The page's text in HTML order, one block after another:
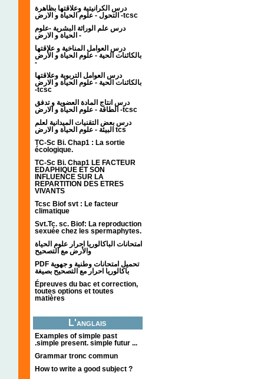
درس الكرانيتية وعلاقتها بظاهرة
التحول - علوم الحياة و الارض -tcsc
درس علم الوراثة البشرية -علوم
الحياة و الارض -
درس العوامل المناخية و علاقتها
بالكائنات الحية - علوم الحياة و الأرض
-
درس العوامل التربوية وعلاقتها
بالكائنات الحية - علوم الحياة و الارض
-tcsc
درس انتاج المادة العضوية و تدفق
الطاقة - علوم الحياة و الارض -tcsc
درس بعض التقنيات الميدانية لعلم
البيئة - علوم الحياة و الارض tcs
TC-Sc Bi. Chap1 : La sortie
écologique.
TC-Sc Bi. Chap1 LE FACTEUR
EDAPHIQUE ET SON
INFLUENCE SUR LA
REPARTITION DES ETRES
VIVANTS
Tcsc Biof svt : Le facteur
climatique
Svt.Tc. sc. Biof: La reproduction
sexuée chez les spermaphytes.
امتحانات الباكالوريا احرار علوم الحياة
والأرض مع التصحيح
PDF تحميل امتحانات وطنية و جهوية
باكالوريا احرار مع التصحيح بصيغة
Épreuves du bac et correction,
toutes options et toutes
matières
L'anglais
Examples of simple past
.simple present. simple futur ...
Grammar tronc commun
How to write a good subject ?